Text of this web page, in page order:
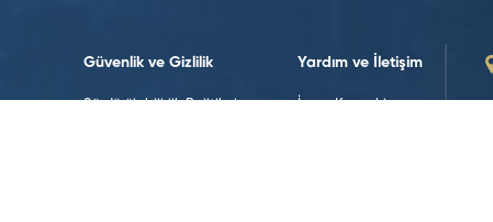
Güvenlik ve Gizlilik
Sürdürülebilirlik Politikalarımız
Yardım ve İletişim
İnsan Kaynakları